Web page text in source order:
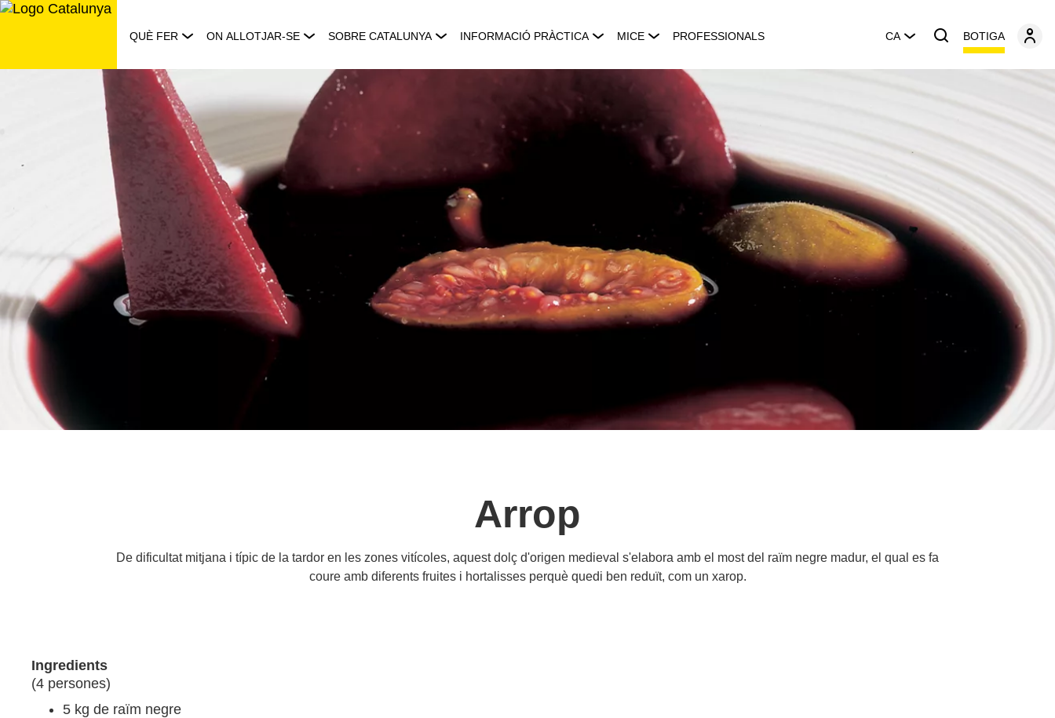
Saltar
QUÈ FER ON ALLOTJAR-SE SOBRE CATALUNYA INFORMACIÓ PRÀCTICA MICE PROFESSIONALS CA BOTIGA
Arrop
De dificultat mitjana i típic de la tardor en les zones vitícoles, aquest dolç d'origen medieval s'elabora amb el most del raïm negre madur, el qual es fa
coure amb diferents fruites i hortalisses perquè quedi ben reduït, com un xarop.
Ingredients
(4 persones)
5 kg de raïm negre